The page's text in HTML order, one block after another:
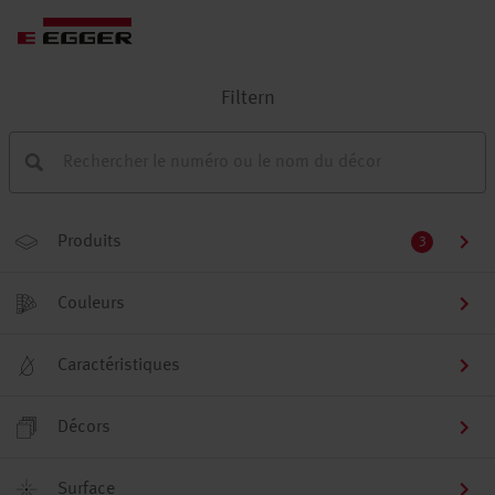
Filtern
Produits 3
Couleurs
Caractéristiques
Décors
Surface